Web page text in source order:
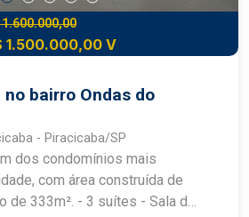
1.600.000,00
1.500.000,00 V
no bairro Ondas do
- Piracicaba/SP
dos condomínios mais
com área construída de
- 3 suítes - Sala de